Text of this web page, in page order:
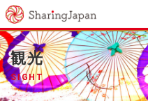
観光
SIGHT